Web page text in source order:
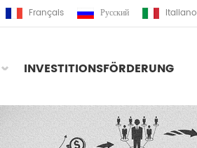
Français Русский Italiano
INVESTITIONSFÖRDERUNG